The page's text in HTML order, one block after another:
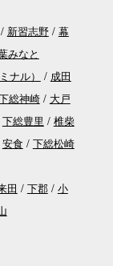
新習志野
幕
みなと
ナル）
成田
総神崎
大戸
下総豊里
椎柴
安食
下総松崎
田 下郡
小